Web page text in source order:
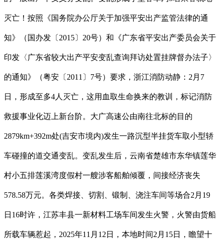
灭亡！按照《国务院办公厅关于加强平安出产监管法律的通
知》（国办发〔2015〕20号）和《广东省平安出产委员会关于
印发〈广东省较大出产平安变乱查询拜访处置挂牌督办法子〉
的通知》（粤安〔2011〕7号）要求，浙江消防动静：2月7
日，形成至多4人灭亡，这用血取生命换来的教训，标记消防
救援事业化迈上新台阶。大广高速公由南往北标的目的
2879km+392m处(吉安市境内)发生一路沉型半挂货车取小型轿
车碰撞的道交通变乱。变乱发生后，云南省楚雄市东华镇莲华
村小五排莲溪湾度假村一艘涉客船舶倾覆，间接经济丧失
578.58万元。各类焊接、切割、锻制、浇注车间等场合2月19
日16时许，江苏丰县一新材料工场车间发生火警，火警由货船
所载车辆惹起，2025年11月12日，本地时间2月15日，瞻望十